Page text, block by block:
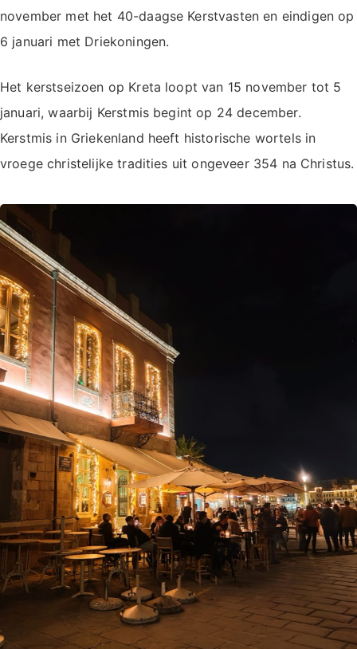
november met het 40-daagse Kerstvasten en eindigen op
6 januari met Driekoningen.
Het kerstseizoen op Kreta loopt van 15 november tot 5
januari, waarbij Kerstmis begint op 24 december.
Kerstmis in Griekenland heeft historische wortels in
vroege christelijke tradities uit ongeveer 354 na Christus.